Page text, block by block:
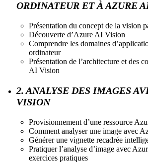
ORDINATEUR ET À AZURE
Présentation du concept de la vision
Découverte d’Azure AI Vision
Comprendre les domaines
ordinateur
Présentation de l’architecture et des
AI Vision
2. ANALYSE DES IMAGES
VISION
Provisionnement d’une ressource
Comment analyser une image avec
Générer une vignette recadrée
Pratiquer l’analyse d’image avec
exercices pratiques